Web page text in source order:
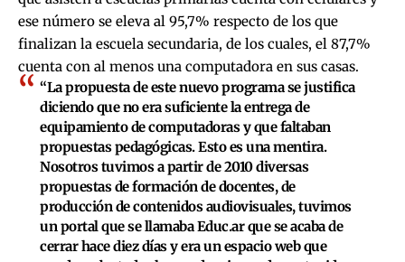
ese número se eleva al 95,7% respecto de los que
finalizan la escuela secundaria, de los cuales, el 87,7%
cuenta con al menos una computadora en sus casas.
“La propuesta de este nuevo programa se justifica
diciendo que no era suficiente la entrega de
equipamiento de computadoras y que faltaban
propuestas pedagógicas. Esto es una mentira.
Nosotros tuvimos a partir de 2010 diversas
propuestas de formación de docentes, de
producción de contenidos audiovisuales, tuvimos
un portal que se llamaba Educ.ar que se acaba de
cerrar hace diez días y era un espacio web que